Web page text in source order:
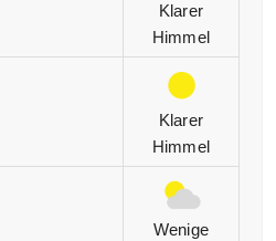
Klarer
Himmel
Klarer
Himmel
Wenige